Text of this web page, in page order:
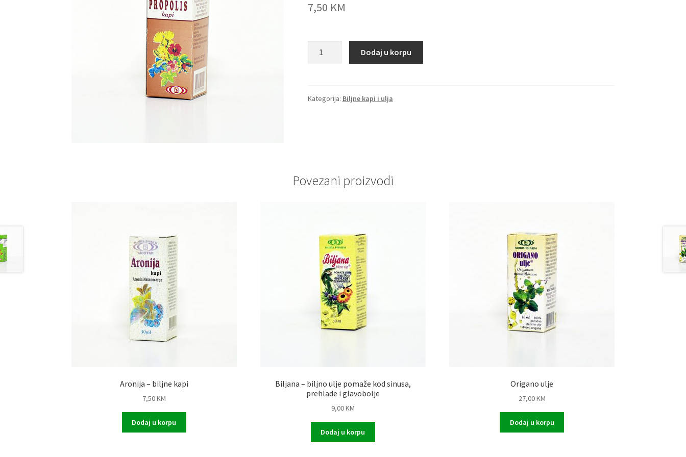
7,50 KM
infekcije
Dodaj u korpu
Kategorija: Biljne kapi i ulja
Povezani proizvodi
Aronija – biljne kapi
7,50KM
Dodaj u korpu
Biljana – biljno ulje pomaže kod sinusa,
prehlade i glavobolje
9,00KM
Dodaj u korpu
Origano ulje
27,00KM
Dodaj u korpu